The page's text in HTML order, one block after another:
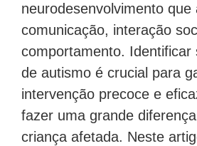
neurodesenvolvimento que
comunicação, interação
comportamento. Identificar
de autismo é crucial para
intervenção precoce e
fazer uma grande
criança afetada. Neste